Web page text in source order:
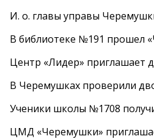
И. о. главы управы
В библиотеке №191 прошел
Центр «Лидер» приглашает
В Черемушках проверили
Ученики школы №1708
ЦМД «Черемушки»